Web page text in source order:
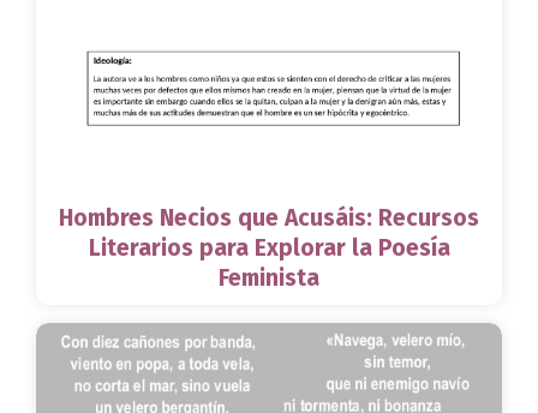
Hombres Necios que Acusáis: Recursos
Literarios para Explorar la Poesía
Feminista